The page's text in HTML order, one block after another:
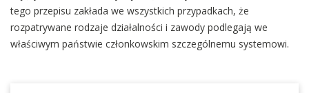
tego przepisu zakłada we wszystkich przypadkach, że
rozpatrywane rodzaje działalności i zawody podlegają we
właściwym państwie członkowskim szczególnemu systemowi.